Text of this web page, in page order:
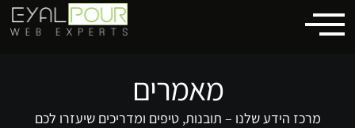
לתוכן
מאמרים
מרכז הידע שלנו – תובנות, טיפים ומדריכים שיעזרו לכם